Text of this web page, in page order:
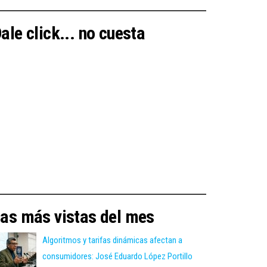
click... no cuesta
más vistas del mes
Algoritmos y tarifas dinámicas afectan a
consumidores: José Eduardo López Portillo